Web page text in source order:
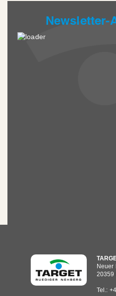
Newsletter-
Hauptnavigation
Neuer
20359
Tel.: